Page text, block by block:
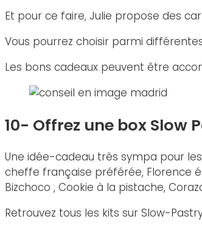
Et pour ce faire, Julie propose des
Vous pourrez choisir parmi
Les bons cadeaux peuvent être
10- Offrez une box Slow
Une idée-cadeau très sympa pour
cheffe française préférée, Florence
Bizchoco , Cookie à la pistache,
Retrouvez tous les kits sur Slow-